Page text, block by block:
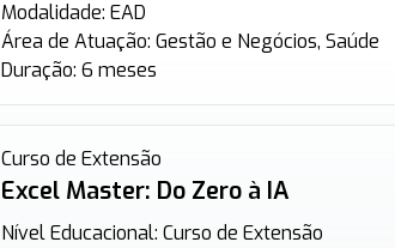
Modalidade:EAD
Área de Atuação:Gestão e Negócios, Saúde
Duração: 6 meses
Curso de Extensão
Excel Master: Do Zero à IA
Nível Educacional:Curso de Extensão